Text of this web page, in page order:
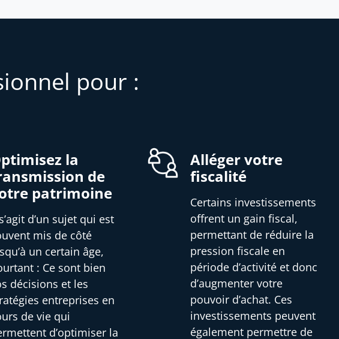
pour :
la
de
patrimoine
d’un sujet qui est
mis de côté
un certain âge,
: Ce sont bien
décisions et les
entreprises en
de vie qui
d’optimiser la
Alléger votre
fiscalité
Certains investissements
offrent un gain fiscal,
permettant de réduire la
pression fiscale en
période d’activité et donc
d’augmenter votre
pouvoir d’achat. Ces
investissements peuvent
également permettre de